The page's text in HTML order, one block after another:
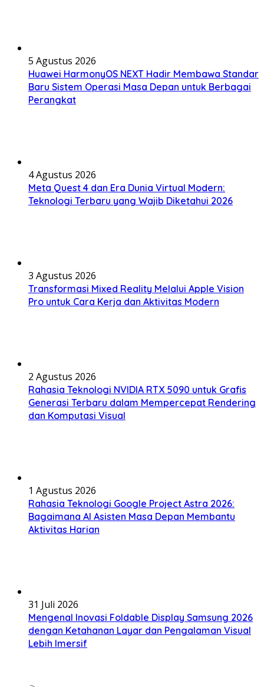
5 Agustus 2026
Huawei HarmonyOS NEXT Hadir Membawa Standar
Baru Sistem Operasi Masa Depan untuk Berbagai
Perangkat
4 Agustus 2026
Meta Quest 4 dan Era Dunia Virtual Modern:
Teknologi Terbaru yang Wajib Diketahui 2026
3 Agustus 2026
Transformasi Mixed Reality Melalui Apple Vision
Pro untuk Cara Kerja dan Aktivitas Modern
2 Agustus 2026
Rahasia Teknologi NVIDIA RTX 5090 untuk Grafis
Generasi Terbaru dalam Mempercepat Rendering
dan Komputasi Visual
1 Agustus 2026
Rahasia Teknologi Google Project Astra 2026:
Bagaimana AI Asisten Masa Depan Membantu
Aktivitas Harian
31 Juli 2026
Mengenal Inovasi Foldable Display Samsung 2026
dengan Ketahanan Layar dan Pengalaman Visual
Lebih Imersif